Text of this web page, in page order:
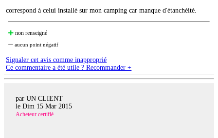
correspond à celui installé sur mon camping car manque d'étanchéité.
non renseigné
aucun point négatif
Signaler cet avis comme inapproprié
Ce commentaire a été utile ? Recommander +
par UN CLIENT
le Dim 15 Mar 2015
Acheteur certifié